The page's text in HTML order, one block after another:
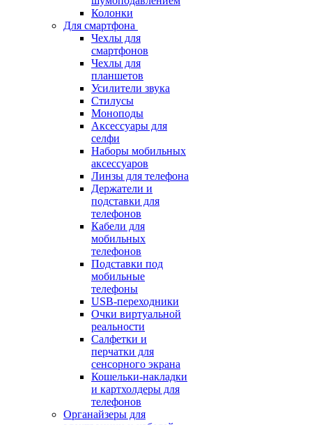
Колонки
Для смартфона
Чехлы для
смартфонов
Чехлы для
планшетов
Усилители звука
Стилусы
Моноподы
Аксессуары для
селфи
Наборы мобильных
аксессуаров
Линзы для телефона
Держатели и
подставки для
телефонов
Кабели для
мобильных
телефонов
Подставки под
мобильные
телефоны
USB-переходники
Очки виртуальной
реальности
Салфетки и
перчатки для
сенсорного экрана
Кошельки-накладки
и картхолдеры для
телефонов
Органайзеры для